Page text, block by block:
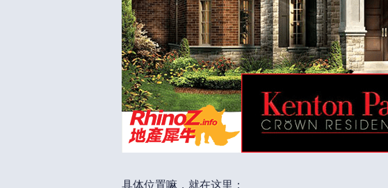
具体位置嘛，就在这里：